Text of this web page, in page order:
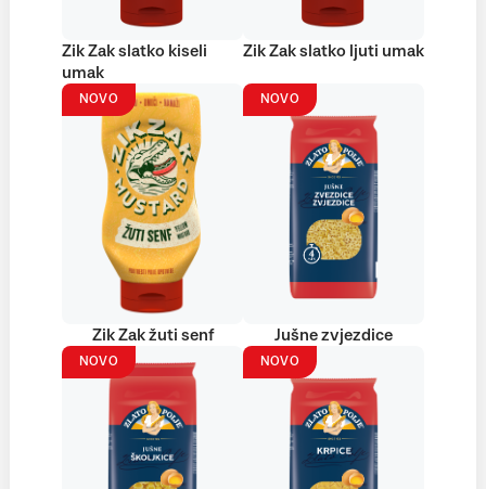
Zik Zak slatko kiseli
umak
Zik Zak slatko ljuti umak
NOVO
Zik Zak žuti senf
NOVO
Jušne zvjezdice
NOVO NOVO